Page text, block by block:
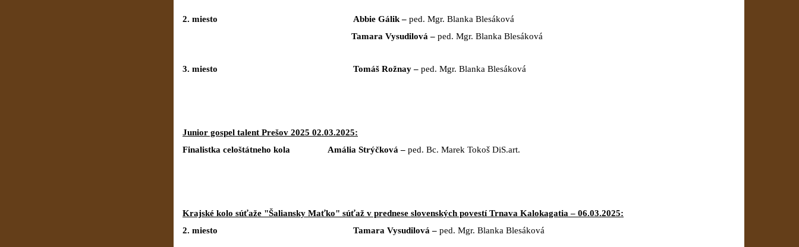
2. miesto Abbie Gálik – ped. Mgr. Blanka Blesáková
Tamara Vysudilová – ped. Mgr. Blanka Blesáková
3. miesto Tomáš Rožnay – ped. Mgr. Blanka Blesáková
Junior gospel talent Prešov 2025 02.03.2025:
Finalistka celoštátneho kola Amália Strýčková – ped. Bc. Marek Tokoš DiS.art.
Krajské kolo súťaže "Šaliansky Maťko" súťaž v prednese slovenských povestí Trnava Kalokagatia – 06.03.2025:
2. miesto
Tamara Vysudilová – ped. Mgr. Blanka Blesáková